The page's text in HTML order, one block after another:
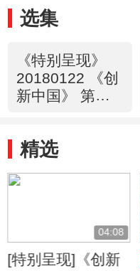
选集
《特别呈现》
20180122 《创
新中国》 第一
精选
04:08
[特别呈现]《创新